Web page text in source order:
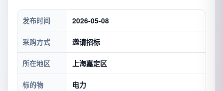
发布时间 2026-05-08
采购方式 邀请招标
所在地区 上海嘉定区
标的物 电力